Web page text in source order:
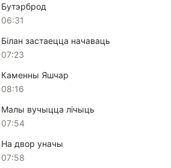
Бутэрброд
06:31
Білан застаецца начаваць
07:23
Каменны Яшчар
08:16
Малы вучыцца лічыць
07:54
На двор уначы
07:58